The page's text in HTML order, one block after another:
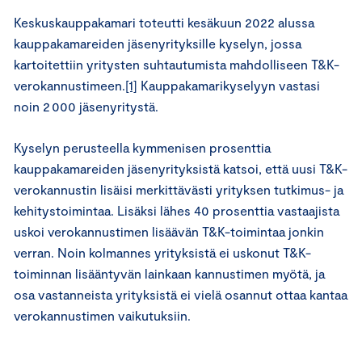
Keskuskauppakamari toteutti kesäkuun 2022 alussa
kauppakamareiden jäsenyrityksille kyselyn, jossa
kartoitettiin yritysten suhtautumista mahdolliseen T&K-
verokannustimeen.[1] Kauppakamarikyselyyn vastasi
noin 2 000 jäsenyritystä.
Kyselyn perusteella kymmenisen prosenttia
kauppakamareiden jäsenyrityksistä katsoi, että uusi T&K-
verokannustin lisäisi merkittävästi yrityksen tutkimus- ja
kehitystoimintaa. Lisäksi lähes 40 prosenttia vastaajista
uskoi verokannustimen lisäävän T&K-toimintaa jonkin
verran. Noin kolmannes yrityksistä ei uskonut T&K-
toiminnan lisääntyvän lainkaan kannustimen myötä, ja
osa vastanneista yrityksistä ei vielä osannut ottaa kantaa
verokannustimen vaikutuksiin.